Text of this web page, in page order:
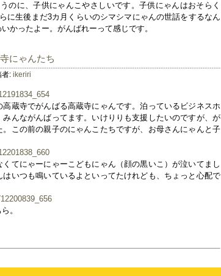
うのに、子供にゃんこやさしいです。子供にゃんはおそらく
に生後まだ3カ月くらいのシマシマにゃんの世話をするなん
かったよー。がんばれーって感じです。
にゃんたち
者: ikeriri
蔵寺でがんばる高蔵寺にゃんです。泊っているビジネスホ
んながんばってます。いけりりも支援したいのですが、が
この前の親子のにゃんこたちですが、お母さんにゃんと子
てにゃーにゃーこどもにゃん（顔の黒いこ）が泣いてまし
いつも鳴いているよといってたけれども、ちょっと心配で
。